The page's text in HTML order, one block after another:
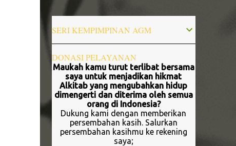
SERI KEMPIMPINAN AGM
DONASI PELAYANAN
Maukah kamu turut terlibat bersama
saya untuk menjadikan hikmat
Alkitab yang mengubahkan hidup
dimengerti dan diterima oleh semua
orang di Indonesia?
Dukung kami dengan memberikan
persembahan kasih. Salurkan
persembahan kasihmu ke rekening
saya;